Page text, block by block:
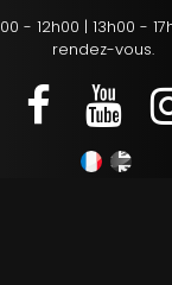
- 12h00 | 13h00 -
rendez-vous.